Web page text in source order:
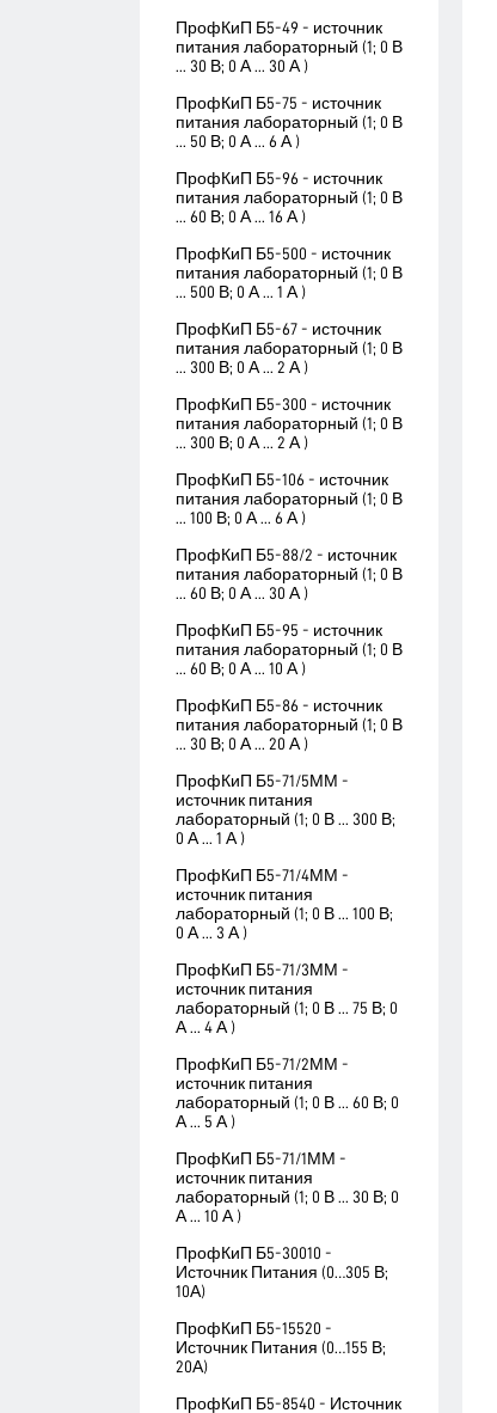
ПрофКиП Б5-49 - источник
питания лабораторный (1; 0 В
... 30 В; 0 А ... 30 А )
ПрофКиП Б5-75 - источник
питания лабораторный (1; 0 В
... 50 В; 0 А ... 6 А )
ПрофКиП Б5-96 - источник
питания лабораторный (1; 0 В
... 60 В; 0 А ... 16 А )
ПрофКиП Б5-500 - источник
питания лабораторный (1; 0 В
... 500 В; 0 А ... 1 А )
ПрофКиП Б5-67 - источник
питания лабораторный (1; 0 В
... 300 В; 0 А ... 2 А )
ПрофКиП Б5-300 - источник
питания лабораторный (1; 0 В
... 300 В; 0 А ... 2 А )
ПрофКиП Б5-106 - источник
питания лабораторный (1; 0 В
... 100 В; 0 А ... 6 А )
ПрофКиП Б5-88/2 - источник
питания лабораторный (1; 0 В
... 60 В; 0 А ... 30 А )
ПрофКиП Б5-95 - источник
питания лабораторный (1; 0 В
... 60 В; 0 А ... 10 А )
ПрофКиП Б5-86 - источник
питания лабораторный (1; 0 В
... 30 В; 0 А ... 20 А )
ПрофКиП Б5-71/5ММ -
источник питания
лабораторный (1; 0 В ... 300 В;
0 А ... 1 А )
ПрофКиП Б5-71/4ММ -
источник питания
лабораторный (1; 0 В ... 100 В;
0 А ... 3 А )
ПрофКиП Б5-71/3ММ -
источник питания
лабораторный (1; 0 В ... 75 В; 0
А ... 4 А )
ПрофКиП Б5-71/2ММ -
источник питания
лабораторный (1; 0 В ... 60 В; 0
А ... 5 А )
ПрофКиП Б5-71/1ММ -
источник питания
лабораторный (1; 0 В ... 30 В; 0
А ... 10 А )
ПрофКиП Б5-30010 -
Источник Питания (0…305 В;
10А)
ПрофКиП Б5-15520 -
Источник Питания (0…155 В;
20А)
ПрофКиП Б5-8540 - Источник